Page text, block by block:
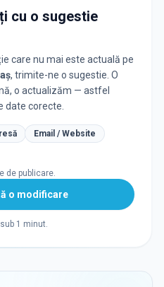
cu o sugestie
care nu mai este actuală pe
, trimite-ne o sugestie. O
o actualizăm — astfel
date corecte.
Email / Website
de publicare.
o modificare
1 minut.